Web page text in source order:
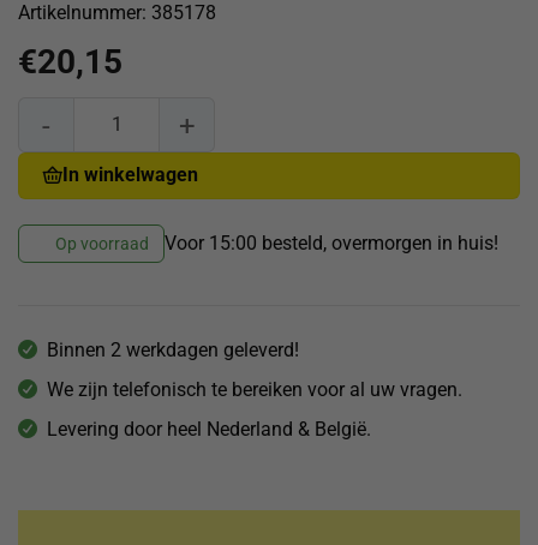
Artikelnummer: 385178
€20,15
Amerikaanse vouwdoos, golfkarton, 370x370x130mm,
In winkelwagen
Op voorraad Voor 15:00 besteld, overmorgen in huis!
Binnen 2 werkdagen geleverd!
We zijn telefonisch te bereiken voor al uw vragen.
Levering door heel Nederland & België.